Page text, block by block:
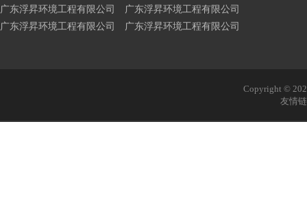
广东浮昇环境工程有限公司 广东浮昇环境工程有限公司
广东浮昇环境工程有限公司 广东浮昇环境工程有限公司
Copyright ©
友情